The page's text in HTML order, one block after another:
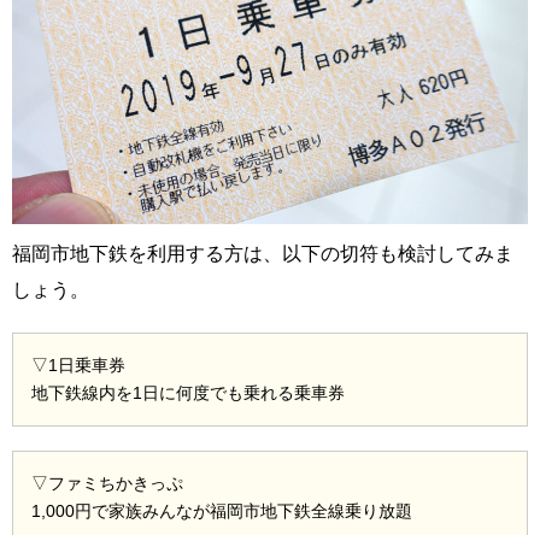
福岡市地下鉄を利用する方は、以下の切符も検討してみま
しょう。
▽1日乗車券
地下鉄線内を1日に何度でも乗れる乗車券
▽ファミちかきっぷ
1,000円で家族みんなが福岡市地下鉄全線乗り放題